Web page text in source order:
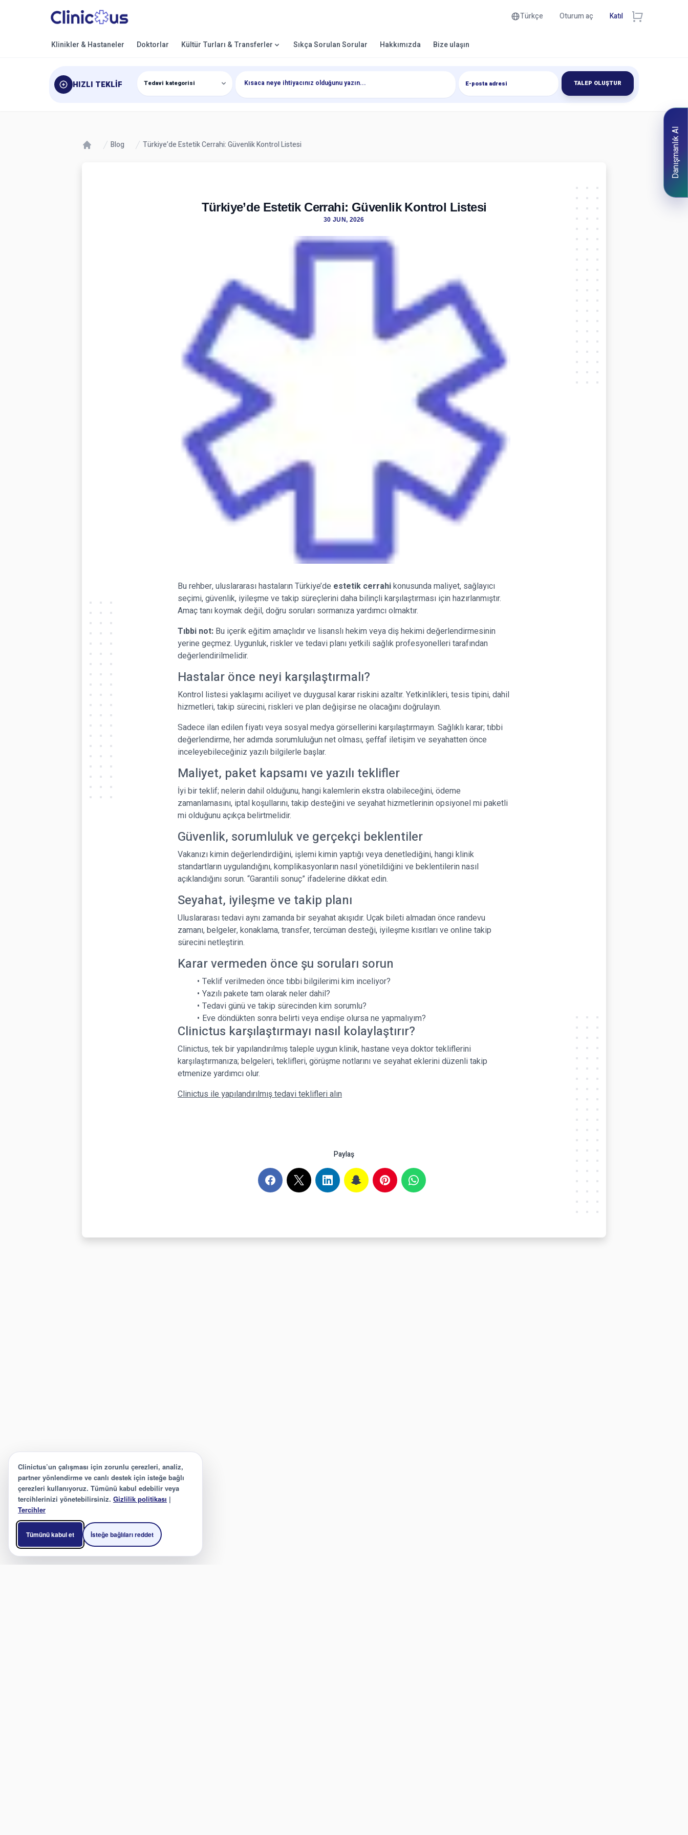
Clinictus’un çalışması için zorunlu çerezleri, analiz,
partner yönlendirme ve canlı destek için isteğe bağlı
çerezleri kullanıyoruz. Tümünü kabul edebilir veya
tercihlerinizi yönetebilirsiniz. Gizlilik politikası |
Tercihler
Tümünü kabul et İsteğe bağlıları reddet
Türkçe Oturum aç Katıl
Klinikler & Hastaneler Doktorlar Kültür Turları & Transferler Sıkça Sorulan Sorular Hakkımızda Bize ulaşın
HIZLI TEKLIF TALEP OLUŞTUR
Danışmanlık Al
Blog Türkiye’de Estetik Cerrahi: Güvenlik Kontrol Listesi
Türkiye’de Estetik Cerrahi: Güvenlik Kontrol Listesi
30 JUN, 2026
Bu rehber, uluslararası hastaların Türkiye’de estetik cerrahikonusunda maliyet, sağlayıcı
seçimi, güvenlik, iyileşme ve takip süreçlerini daha bilinçli karşılaştırması için hazırlanmıştır.
Amaç tanı koymak değil, doğru soruları sormanıza yardımcı olmaktır.
Tıbbi not: Bu içerik eğitim amaçlıdır ve lisanslı hekim veya diş hekimi değerlendirmesinin
yerine geçmez. Uygunluk, riskler ve tedavi planı yetkili sağlık profesyonelleri tarafından
değerlendirilmelidir.
Hastalar önce neyi karşılaştırmalı?
Kontrol listesi yaklaşımı aciliyet ve duygusal karar riskini azaltır. Yetkinlikleri, tesis tipini, dahil
hizmetleri, takip sürecini, riskleri ve plan değişirse ne olacağını doğrulayın.
Sadece ilan edilen fiyatı veya sosyal medya görsellerini karşılaştırmayın. Sağlıklı karar; tıbbi
değerlendirme, her adımda sorumluluğun net olması, şeffaf iletişim ve seyahatten önce
inceleyebileceğiniz yazılı bilgilerle başlar.
Maliyet, paket kapsamı ve yazılı teklifler
İyi bir teklif; nelerin dahil olduğunu, hangi kalemlerin ekstra olabileceğini, ödeme
zamanlamasını, iptal koşullarını, takip desteğini ve seyahat hizmetlerinin opsiyonel mi paketli
mi olduğunu açıkça belirtmelidir.
Güvenlik, sorumluluk ve gerçekçi beklentiler
Vakanızı kimin değerlendirdiğini, işlemi kimin yaptığı veya denetlediğini, hangi klinik
standartların uygulandığını, komplikasyonların nasıl yönetildiğini ve beklentilerin nasıl
açıklandığını sorun. “Garantili sonuç” ifadelerine dikkat edin.
Seyahat, iyileşme ve takip planı
Uluslararası tedavi aynı zamanda bir seyahat akışıdır. Uçak bileti almadan önce randevu
zamanı, belgeler, konaklama, transfer, tercüman desteği, iyileşme kısıtları ve online takip
sürecini netleştirin.
Karar vermeden önce şu soruları sorun
Teklif verilmeden önce tıbbi bilgilerimi kim inceliyor?
Yazılı pakete tam olarak neler dahil?
Tedavi günü ve takip sürecinden kim sorumlu?
Eve döndükten sonra belirti veya endişe olursa ne yapmalıyım?
Clinictus karşılaştırmayı nasıl kolaylaştırır?
Clinictus, tek bir yapılandırılmış taleple uygun klinik, hastane veya doktor tekliflerini
karşılaştırmanıza; belgeleri, teklifleri, görüşme notlarını ve seyahat eklerini düzenli takip
etmenize yardımcı olur.
Clinictus ile yapılandırılmış tedavi teklifleri alın
Paylaş